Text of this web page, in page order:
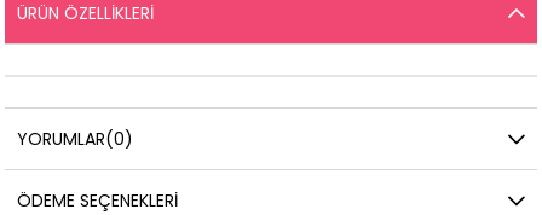
ÜRÜN ÖZELLIKLERI
YORUMLAR(0)
ÖDEME SEÇENEKLERI